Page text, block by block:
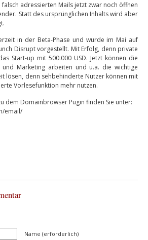
adressierten Mails jetzt zwar noch öffnen
Statt des ursprünglichen Inhalts wird aber
in der Beta-Phase und wurde im Mai auf
Disrupt vorgestellt. Mit Erfolg, denn private
Start-up mit 500.000 USD. Jetzt können die
und Marketing arbeiten und u.a. die wichtige
lösen, denn sehbehinderte Nutzer können mit
Vorlesefunktion mehr nutzen.
dem Domainbrowser Pugin finden Sie unter:
email/
Name (erforderlich)